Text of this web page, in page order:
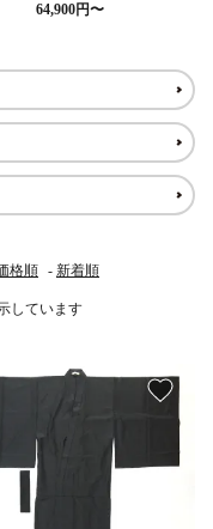
式章・略肩衣
その他
戸帳・華鬘
本堂金具・上壇彫物
64,900円〜
格順 - 新着順
しています
favorite